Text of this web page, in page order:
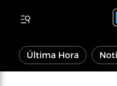
Última Hora